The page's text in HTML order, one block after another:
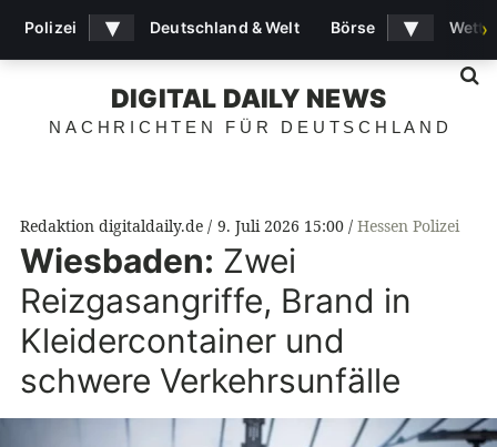
DIGITAL DAILY NEWS
NACHRICHTEN FÜR DEUTSCHLAND
Redaktion digitaldaily.de 9. Juli 2026 15:00 Hessen Polizei
Wiesbaden: Zwei
Reizgasangriffe, Brand in
Kleidercontainer und
schwere Verkehrsunfälle
Polizei ▾ Deutschland & Welt Börse ▾ ›